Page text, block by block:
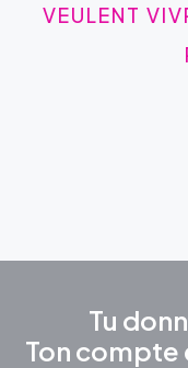
VEULENT
Tu
Ton compte